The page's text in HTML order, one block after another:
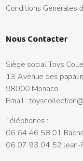
Conditions Générales
Nous Contacter
Siège social Toys
13 Avenue des
98000 Monaco
Email :
Téléphones :
06 64 46 58 01
06 07 93 04 52 Jean-